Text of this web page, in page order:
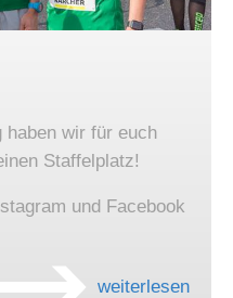
haben wir für euch
Staffelplatz!
und Facebook
weiterlesen